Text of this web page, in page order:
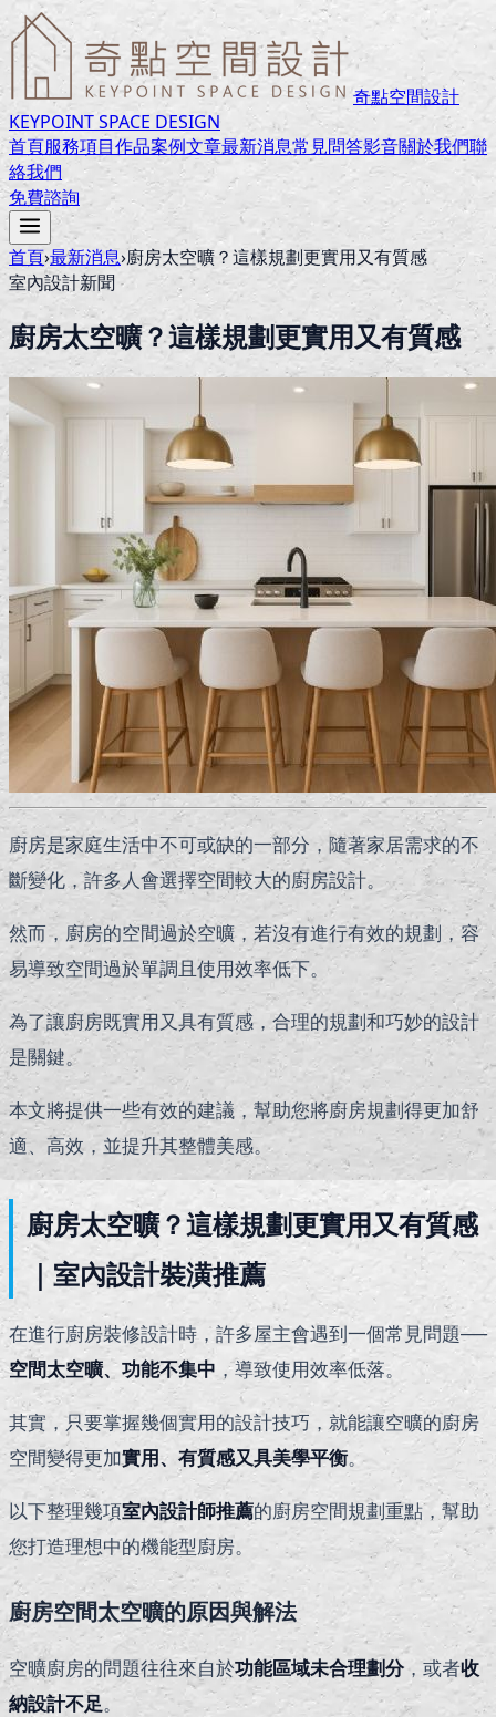
奇點空間設計
KEYPOINT SPACE DESIGN
首頁服務項目作品案例文章最新消息常見問答影音關於我們聯
絡我們
免費諮詢
首頁›最新消息›廚房太空曠？這樣規劃更實用又有質感
室內設計新聞
廚房太空曠？這樣規劃更實用又有質感
廚房是家庭生活中不可或缺的一部分，隨著家居需求的不
斷變化，許多人會選擇空間較大的廚房設計。
然而，廚房的空間過於空曠，若沒有進行有效的規劃，容
易導致空間過於單調且使用效率低下。
為了讓廚房既實用又具有質感，合理的規劃和巧妙的設計
是關鍵。
本文將提供一些有效的建議，幫助您將廚房規劃得更加舒
適、高效，並提升其整體美感。
廚房太空曠？這樣規劃更實用又有質感
｜室內設計裝潢推薦
在進行廚房裝修設計時，許多屋主會遇到一個常見問題──
空間太空曠、功能不集中 ，導致使用效率低落。
其實，只要掌握幾個實用的設計技巧，就能讓空曠的廚房
空間變得更加實用、有質感又具美學平衡。
以下整理幾項室內設計師推薦的廚房空間規劃重點，幫助
您打造理想中的機能型廚房。
廚房空間太空曠的原因與解法
空曠廚房的問題往往來自於功能區域未合理劃分，或者收
納設計不足。